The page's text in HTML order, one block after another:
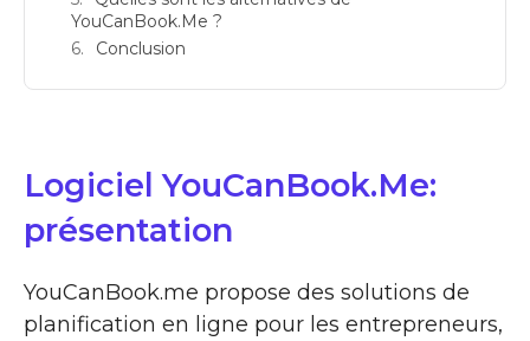
YouCanBook.Me ?
Conclusion
Logiciel YouCanBook.Me:
présentation
YouCanBook.me propose des solutions de
planification en ligne pour les entrepreneurs,